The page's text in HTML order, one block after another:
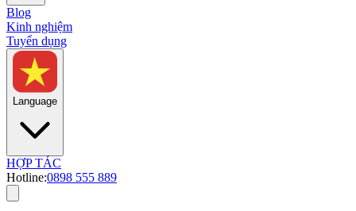
Blog
Kinh nghiệm
Tuyển dụng
Language
HỢP TÁC
Hotline:0898 555 889